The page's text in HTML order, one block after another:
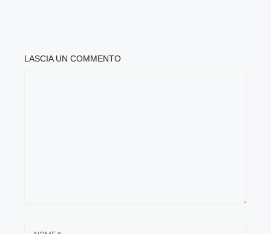
LASCIA UN COMMENTO